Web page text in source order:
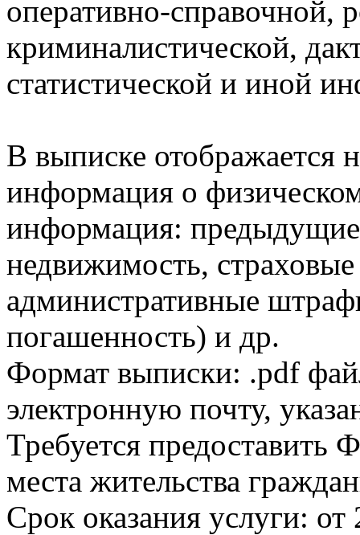
оперативно-справочной,
криминалистической,
статистической и иной
В выписке отображается
информация о
информация:
недвижимость,
административные
погашенность) и др.
Формат выписки: .pdf
электронную почту,
Требуется
места жительства
Срок оказания услуги: от